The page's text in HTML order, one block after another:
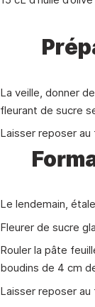
La veille, donner
fleurant de sucre
Laisser reposer
Le lendemain,
Fleurer de sucre
Rouler la pâte
boudins de 4 cm
Laisser reposer au